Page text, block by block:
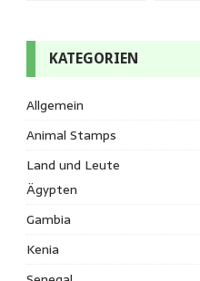
KATEGORIEN
Allgemein
Animal Stamps
Land und Leute
Ägypten
Gambia
Kenia